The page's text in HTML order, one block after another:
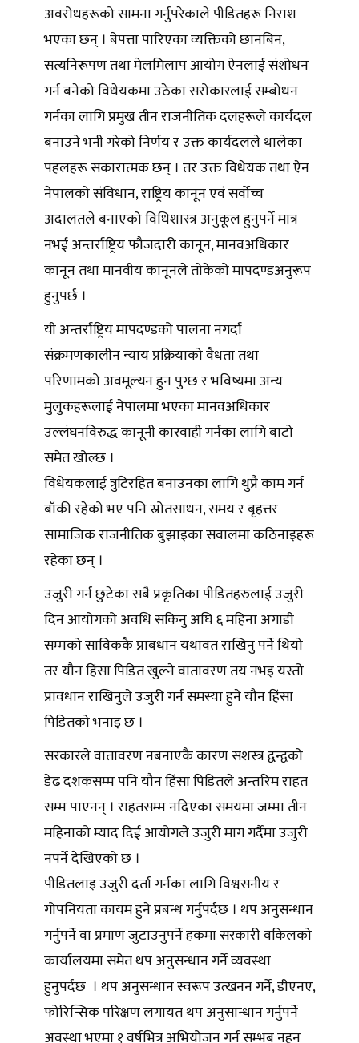
अवरोधहरूको सामना गर्नुपरेकाले पीडितहरू निराश
भएका छन् । बेपत्ता पारिएका व्यक्तिको छानबिन,
सत्यनिरूपण तथा मेलमिलाप आयोग ऐनलाई संशोधन
गर्न बनेको विधेयकमा उठेका सरोकारलाई सम्बोधन
गर्नका लागि प्रमुख तीन राजनीतिक दलहरूले कार्यदल
बनाउने भनी गरेको निर्णय र उक्त कार्यदलले थालेका
पहलहरू सकारात्मक छन् । तर उक्त विधेयक तथा ऐन
नेपालको संविधान, राष्ट्रिय कानून एवं सर्वोच्च
अदालतले बनाएको विधिशास्त्र अनुकूल हुनुपर्ने मात्र
नभई अन्तर्राष्ट्रिय फौजदारी कानून, मानवअधिकार
कानून तथा मानवीय कानूनले तोकेको मापदण्डअनुरूप
हुनुपर्छ ।
यी अन्तर्राष्ट्रिय मापदण्डको पालना नगर्दा
संक्रमणकालीन न्याय प्रक्रियाको वैधता तथा
परिणामको अवमूल्यन हुन पुग्छ र भविष्यमा अन्य
मुलुकहरूलाई नेपालमा भएका मानवअधिकार
उल्लंघनविरुद्ध कानूनी कारवाही गर्नका लागि बाटो
समेत खोल्छ ।
विधेयकलाई त्रुटिरहित बनाउनका लागि थुप्रै काम गर्न
बाँकी रहेको भए पनि स्रोतसाधन, समय र बृहत्तर
सामाजिक राजनीतिक बुझाइका सवालमा कठिनाइहरू
रहेका छन् ।
उजुरी गर्न छुटेका सबै प्रकृतिका पीडितहरुलाई उजुरी
दिन आयोगको अवधि सकिनु अघि ६ महिना अगाडी
सम्मको साविककै प्राबधान यथावत राखिनु पर्ने थियो
तर यौन हिंसा पिडित खुल्ने वातावरण तय नभइ यस्तो
प्रावधान राखिनुले उजुरी गर्न समस्या हुने यौन हिंसा
पिडितको भनाइ छ ।
सरकारले वातावरण नबनाएकै कारण सशस्त्र द्वन्द्वको
डेढ दशकसम्म पनि यौन हिंसा पिडितले अन्तरिम राहत
सम्म पाएनन् । राहतसम्म नदिएका समयमा जम्मा तीन
महिनाको म्याद दिई आयोगले उजुरी माग गर्दैमा उजुरी
नपर्ने देखिएको छ ।
पीडितलाइ उजुरी दर्ता गर्नका लागि विश्वसनीय र
गोपनियता कायम हुने प्रबन्ध गर्नुपर्दछ । थप अनुसन्धान
गर्नुपर्ने वा प्रमाण जुटाउनुपर्ने हकमा सरकारी वकिलको
कार्यालयमा समेत थप अनुसन्धान गर्ने व्यवस्था
हुनुपर्दछ । थप अनुसन्धान स्वरूप उत्खनन गर्ने, डीएनए,
फोरिन्सिक परिक्षण लगायत थप अनुसान्धान गर्नुपर्ने
अवस्था भएमा १ वर्षभित्र अभियोजन गर्न सम्भब नहुन